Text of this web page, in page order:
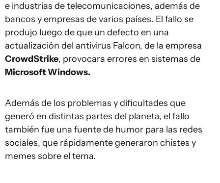
e industrias de telecomunicaciones, además de
bancos y empresas de varios países. El fallo se
produjo luego de que un defecto en una
actualización del antivirus Falcon, de la empresa
CrowdStrike, provocara errores en sistemas de
Microsoft Windows.
Además de los problemas y dificultades que
generó en distintas partes del planeta, el fallo
también fue una fuente de humor para las redes
sociales, que rápidamente generaron chistes y
memes sobre el tema.